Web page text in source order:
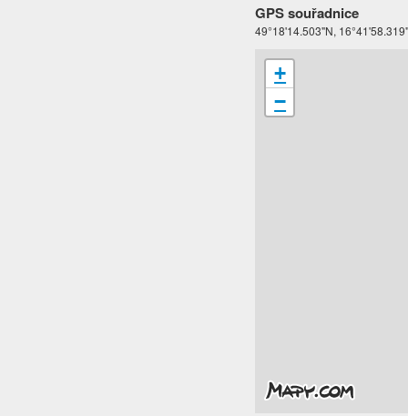
GPS souřadnice
49°18'14.503"N,
+
−